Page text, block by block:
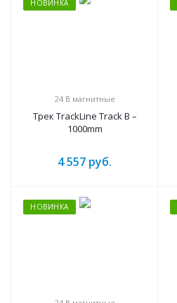
НОВИНКА
24 B магнитные
Трек TrackLine Track B –
1000mm
4 557 руб.
НОВИНКА